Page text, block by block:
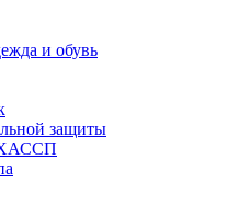
и обувь
защиты
ХАССП